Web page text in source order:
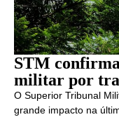
STM
militar por
O Superior Tribunal
grande impacto na